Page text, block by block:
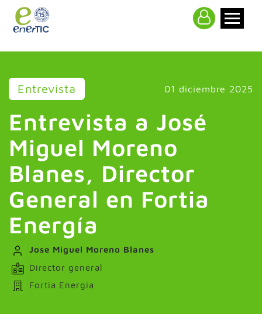
Entrevista 01 diciembre 2025
Entrevista a José
Miguel Moreno
Blanes, Director
General en Fortia
Energía
Jose Miguel Moreno Blanes
Director general
Fortia Energia